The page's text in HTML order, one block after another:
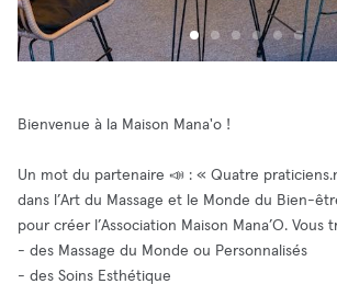
Bienvenue à la Maison Mana'o !
Un mot du partenaire 📣 : « Quatre
dans l’Art du Massage et le Monde du Bien-
pour créer l’Association Maison Mana’O. Vous
- des Massage du Monde ou Personnalisés
- des Soins Esthétique